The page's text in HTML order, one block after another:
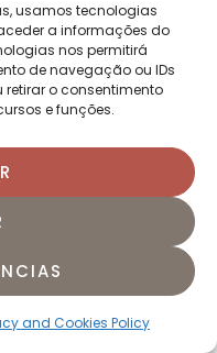
usamos tecnologias
a informações do
nos permitirá
de navegação ou IDs
retirar o consentimento
e funções.
and Cookies Policy